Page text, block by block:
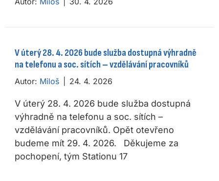
V úterý 28. 4. 2026 bude služba dostupná výhradně
na telefonu a soc. sítích – vzdělávání pracovníků
Autor: Miloš 24. 4. 2026
V úterý 28. 4. 2026 bude služba dostupná
výhradně na telefonu a soc. sítích –
vzdělávání pracovníků. Opět otevřeno
budeme mít 29. 4. 2026. Děkujeme za
pochopení, tým Stationu 17